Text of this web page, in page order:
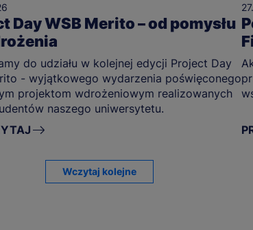
Day WSB Merito – od pomysłu
do udziału w kolejnej edycji Project Day
- wyjątkowego wydarzenia poświęconego
projektom wdrożeniowym realizowanych
naszego uniwersytetu.
Wczytaj kolejne